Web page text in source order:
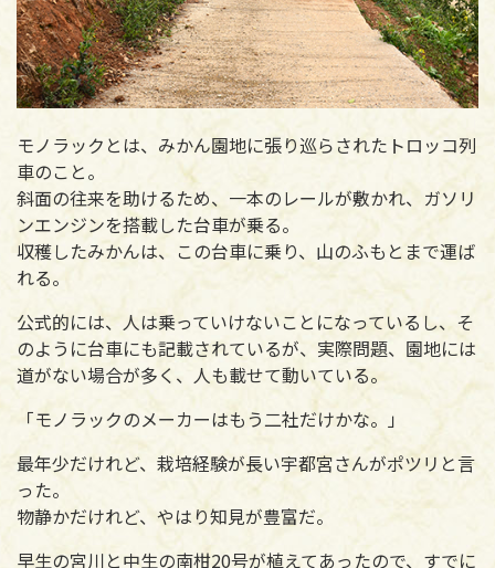
モノラックとは、みかん園地に張り巡らされたトロッコ列
車のこと。
斜面の往来を助けるため、一本のレールが敷かれ、ガソリ
ンエンジンを搭載した台車が乗る。
収穫したみかんは、この台車に乗り、山のふもとまで運ば
れる。
公式的には、人は乗っていけないことになっているし、そ
のように台車にも記載されているが、実際問題、園地には
道がない場合が多く、人も載せて動いている。
「モノラックのメーカーはもう二社だけかな。」
最年少だけれど、栽培経験が長い宇都宮さんがポツリと言
った。
物静かだけれど、やはり知見が豊富だ。
早生の宮川と中生の南柑20号が植えてあったので、すでに